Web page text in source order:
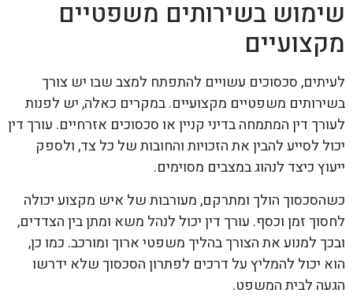
שימוש בשירותים משפטיים
מקצועיים
לעיתים, סכסוכים עשויים להתפתח למצב שבו יש צורך
בשירותים משפטיים מקצועיים. במקרים כאלה, יש לפנות
לעורך דין המתמחה בדיני קניין או סכסוכים אזרחיים. עורך דין
יכול לסייע להבין את הזכויות והחובות של כל צד, ולספק
ייעוץ כיצד לנהוג במצבים מסוימים.
כשהסכסוך הולך ומתרקם, מעורבות של איש מקצוע יכולה
לחסוך זמן וכסף. עורך דין יכול לנהל משא ומתן בין הצדדים,
ובכך למנוע את הצורך בהליך משפטי ארוך ומורכב. כמו כן,
הוא יכול להמליץ על דרכים לפתרון הסכסוך שלא ידרשו
הגעה לבית המשפט.